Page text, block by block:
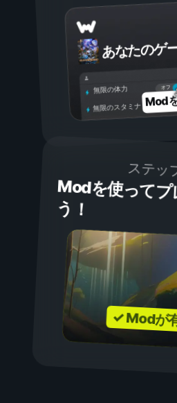
あなたのゲ
オフ
無限の体力
無限のスタミナ Mod
ステッ
Modを使ってプ
う！
✓ Modが